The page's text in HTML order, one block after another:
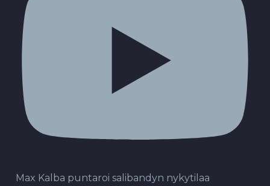
Max Kalba puntaroi salibandyn nykytilaa